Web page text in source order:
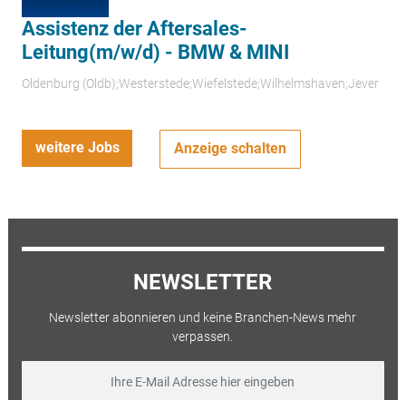
Assistenz der Aftersales-
Leitung(m/w/d) - BMW & MINI
Oldenburg (Oldb);Westerstede;Wiefelstede;Wilhelmshaven;Jever
weitere Jobs Anzeige schalten
NEWSLETTER
Newsletter abonnieren und keine Branchen-News mehr
verpassen.